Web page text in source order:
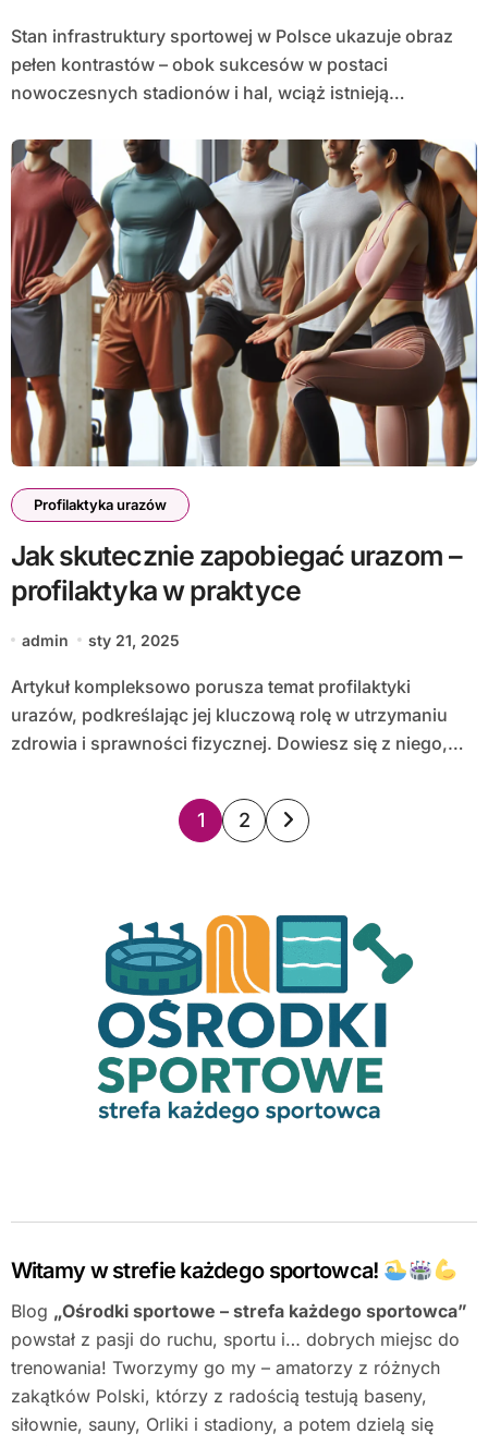
Stan infrastruktury sportowej w Polsce ukazuje obraz
pełen kontrastów – obok sukcesów w postaci
nowoczesnych stadionów i hal, wciąż istnieją…
Profilaktyka urazów
Jak skutecznie zapobiegać urazom –
profilaktyka w praktyce
admin sty 21, 2025
Artykuł kompleksowo porusza temat profilaktyki
urazów, podkreślając jej kluczową rolę w utrzymaniu
zdrowia i sprawności fizycznej. Dowiesz się z niego,…
Stronicowanie
1 2
Witamy w strefie każdego sportowca!
Blog „Ośrodki sportowe – strefa każdego sportowca”
powstał z pasji do ruchu, sportu i… dobrych miejsc do
trenowania! Tworzymy go my – amatorzy z różnych
zakątków Polski, którzy z radością testują baseny,
siłownie, sauny, Orliki i stadiony, a potem dzielą się